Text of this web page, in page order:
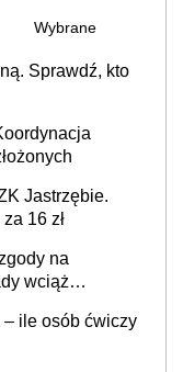
Wybrane
Sprawdź, kto
Jastrzębie.
16 zł
na
wciąż
ile osób ćwiczy